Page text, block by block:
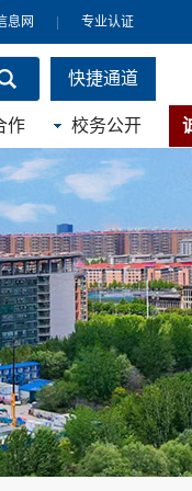
专业认证
息网
快捷通道
作 校务公开